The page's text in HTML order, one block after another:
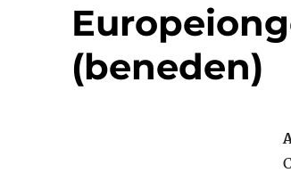
(beneden)